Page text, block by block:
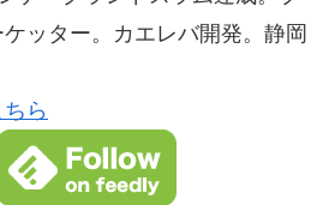
ッター。カエレバ開発。静岡
ら